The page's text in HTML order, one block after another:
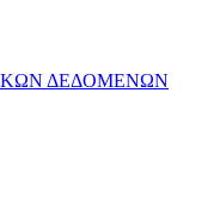
ΔΕΔΟΜΕΝΩΝ